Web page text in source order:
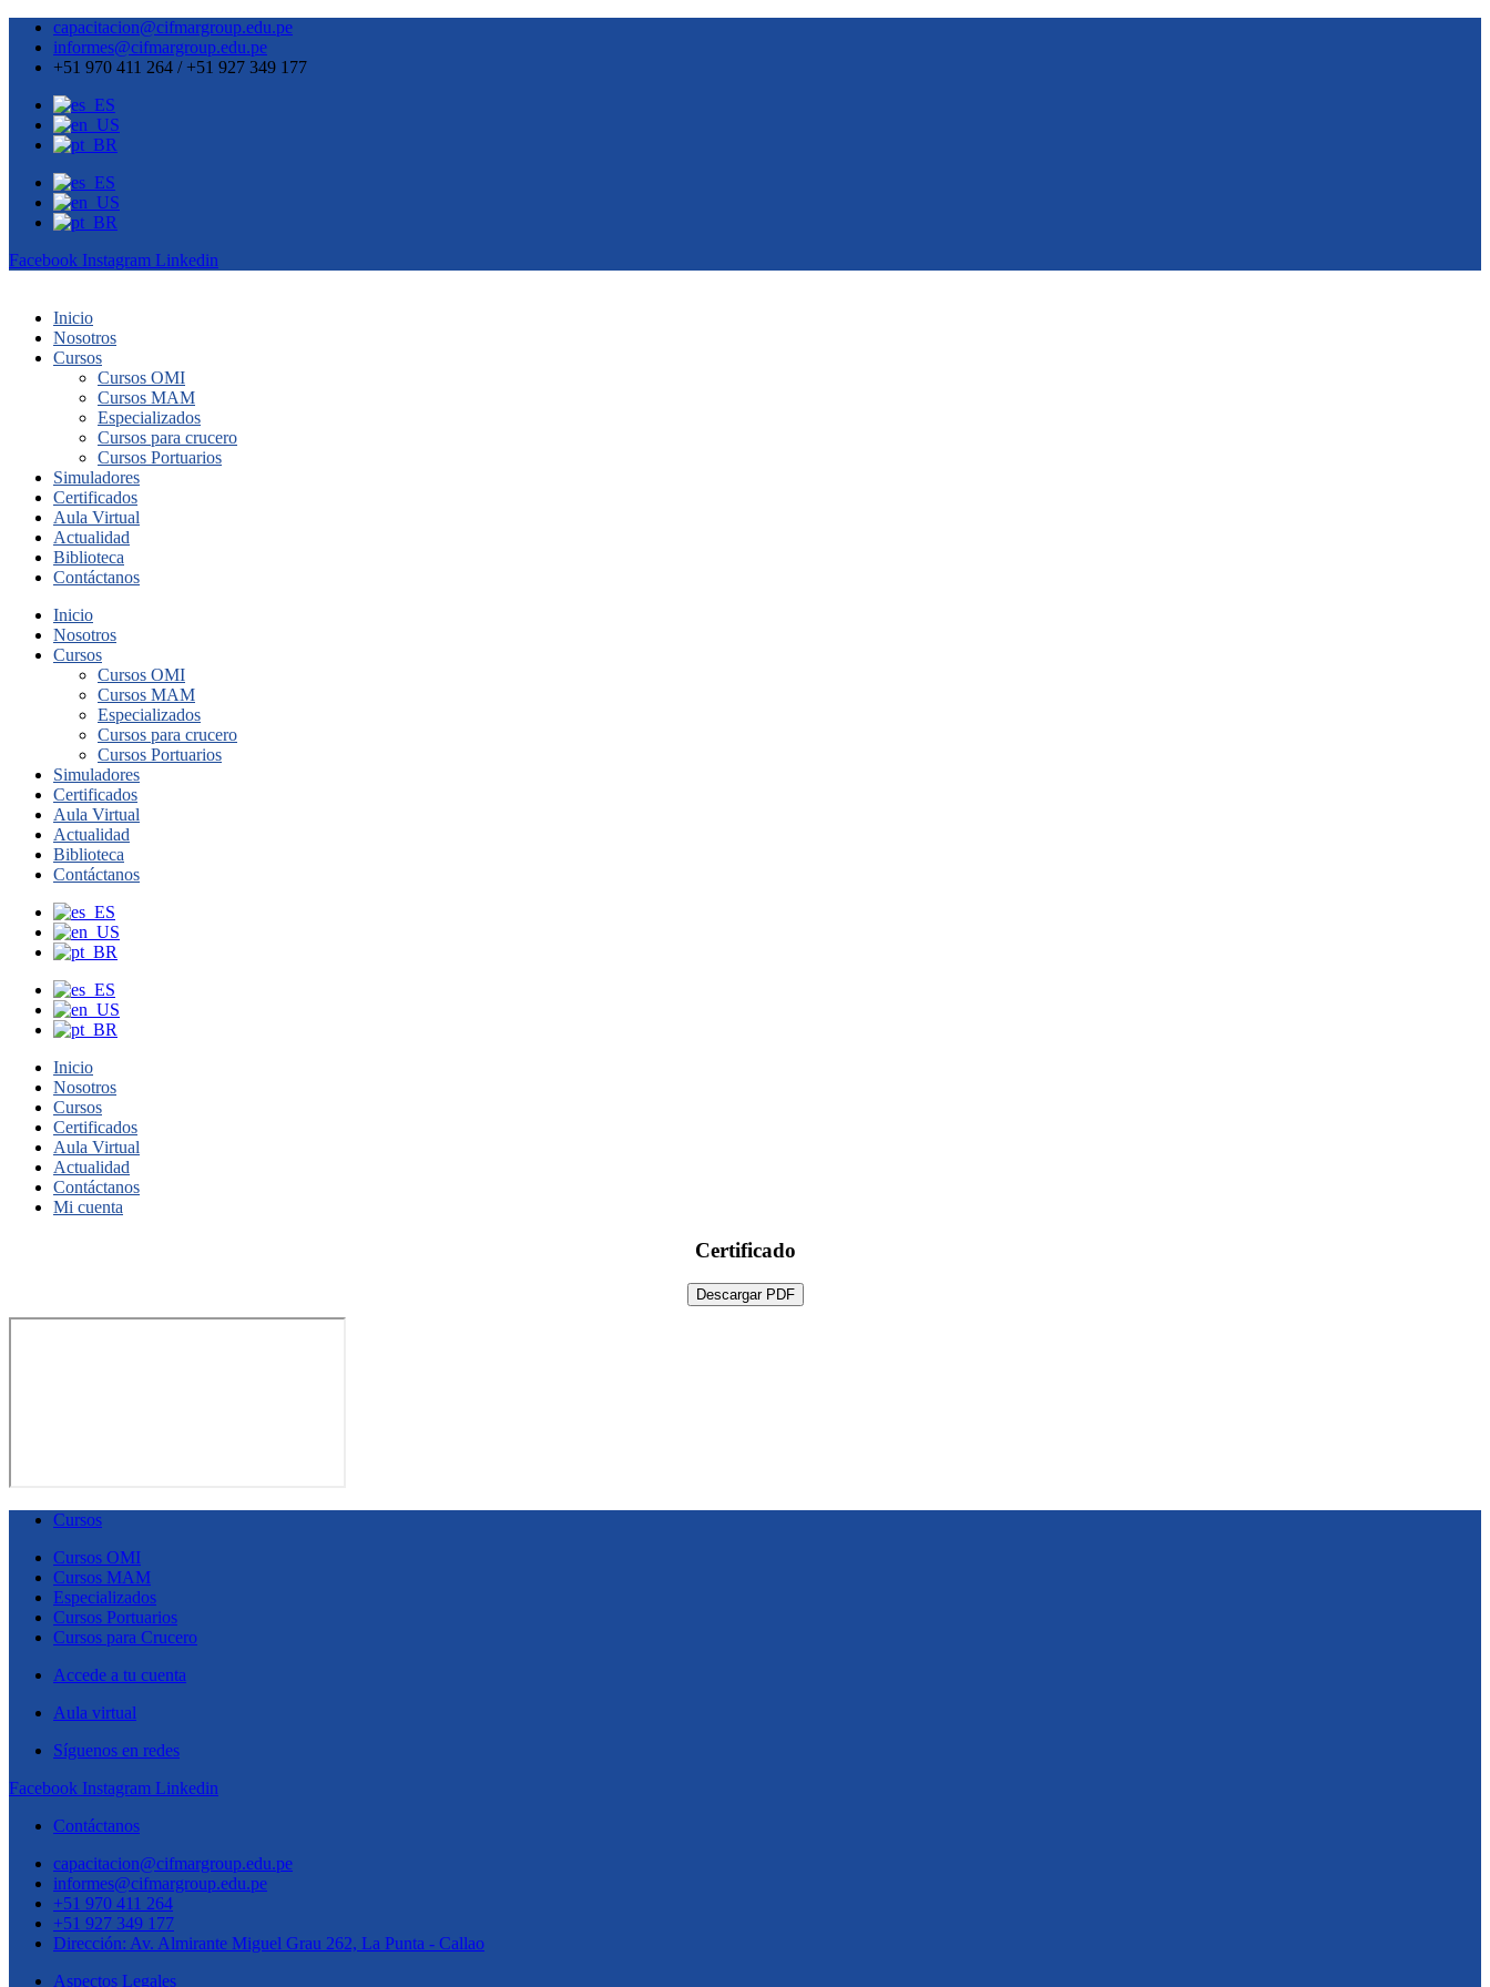
capacitacion@cifmargroup.edu.pe
informes@cifmargroup.edu.pe
+51 970 411 264 / +51 927 349 177
Facebook Instagram Linkedin
Inicio
Nosotros
Cursos
Cursos OMI
Cursos MAM
Especializados
Cursos para crucero
Cursos Portuarios
Simuladores
Certificados
Aula Virtual
Actualidad
Biblioteca
Contáctanos
Inicio
Nosotros
Cursos
Cursos OMI
Cursos MAM
Especializados
Cursos para crucero
Cursos Portuarios
Simuladores
Certificados
Aula Virtual
Actualidad
Biblioteca
Contáctanos
Inicio
Nosotros
Cursos
Certificados
Aula Virtual
Actualidad
Contáctanos
Mi cuenta
Certificado
Descargar PDF
Cursos
Cursos OMI
Cursos MAM
Especializados
Cursos Portuarios
Cursos para Crucero
Accede a tu cuenta
Aula virtual
Síguenos en redes
Facebook Instagram Linkedin
Contáctanos
capacitacion@cifmargroup.edu.pe
informes@cifmargroup.edu.pe
+51 970 411 264
+51 927 349 177
Dirección: Av. Almirante Miguel Grau 262, La Punta - Callao
Aspectos Legales